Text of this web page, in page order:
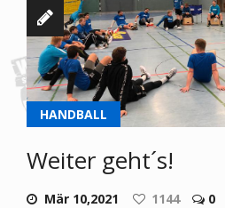
HANDBALL
Weiter geht´s!
Mär 10,2021 1144 0